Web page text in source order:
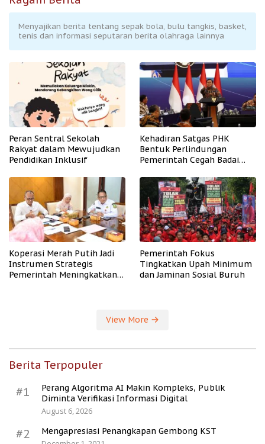
Menyajikan berita tentang sepak bola, bulu tangkis, basket,
tenis dan informasi seputaran berita olahraga lainnya
Peran Sentral Sekolah
Rakyat dalam Mewujudkan
Pendidikan Inklusif
Kehadiran Satgas PHK
Bentuk Perlindungan
Pemerintah Cegah Badai
Koperasi Merah Putih Jadi
Instrumen Strategis
Pemerintah Meningkatkan
Pemerintah Fokus
Tingkatkan Upah Minimum
dan Jaminan Sosial Buruh
View More
Berita Terpopuler
#1
Perang Algoritma AI Makin Kompleks, Publik
Diminta Verifikasi Informasi Digital
August 6, 2026
#2
Mengapresiasi Penangkapan Gembong KST